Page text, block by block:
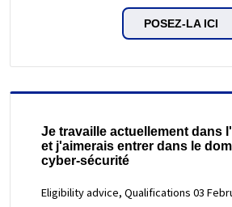
POSEZ-LA ICI
Je travaille actuellement dans
et j'aimerais entrer dans le
cyber-sécurité
Eligibility advice, Qualifications 03